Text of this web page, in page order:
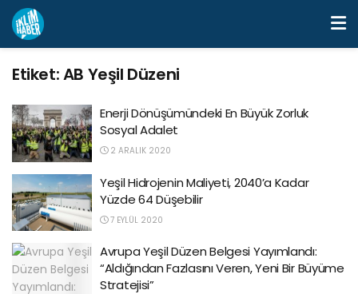
Etiket:AB Yeşil Düzeni
Enerji Dönüşümündeki En Büyük Zorluk
Sosyal Adalet
2 ARALIK 2020
Yeşil Hidrojenin Maliyeti, 2040’a Kadar
Yüzde 64 Düşebilir
7 EYLÜL 2020
Avrupa Yeşil Düzen Belgesi Yayımlandı:
“Aldığından Fazlasını Veren, Yeni Bir Büyüme
Stratejisi”